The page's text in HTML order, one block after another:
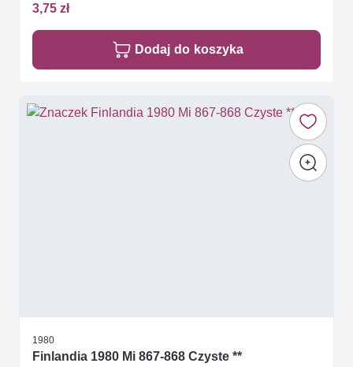
3,75 zł
Dodaj do koszyka
1980
Finlandia 1980 Mi 867-868 Czyste **